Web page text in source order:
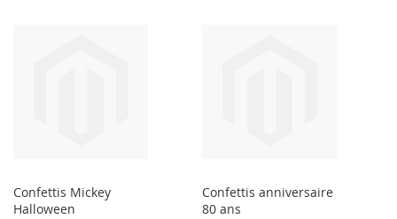
Confettis Mickey
Halloween
Confettis anniversaire
80 ans